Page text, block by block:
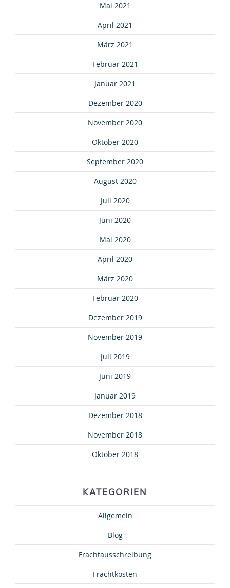
Mai 2021
April 2021
März 2021
Februar 2021
Januar 2021
Dezember 2020
November 2020
Oktober 2020
September 2020
August 2020
Juli 2020
Juni 2020
Mai 2020
April 2020
März 2020
Februar 2020
Dezember 2019
November 2019
Juli 2019
Juni 2019
Januar 2019
Dezember 2018
November 2018
Oktober 2018
KATEGORIEN
Allgemein
Blog
Frachtausschreibung
Frachtkosten